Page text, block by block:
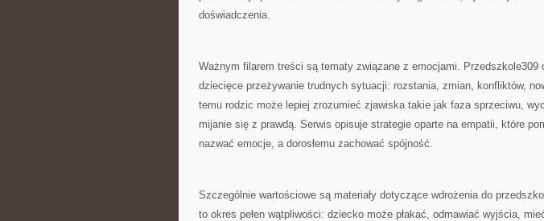
doświadczenia.
Ważnym filarem treści są tematy związane z emocjami. Przedszkole309
dziecięce przeżywanie trudnych sytuacji: rozstania, zmian, konfliktów,
temu rodzic może lepiej zrozumieć zjawiska takie jak faza sprzeciwu,
mijanie się z prawdą. Serwis opisuje strategie oparte na empatii, które
nazwać emocje, a dorosłemu zachować spójność.
Szczególnie wartościowe są materiały dotyczące wdrożenia do
to okres pełen wątpliwości: dziecko może płakać, odmawiać wyjścia,